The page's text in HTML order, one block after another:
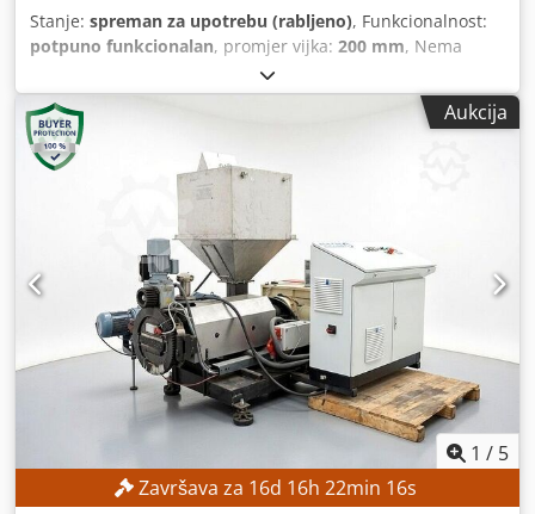
Stanje: spreman za upotrebu (rabljeno), Funkcionalnost:
potpuno funkcionalan, promjer vijka: 200 mm, Nema
minimalne cijene – zajamčena prodaja po najvišoj ponudi!
Granuliranje termički i mehanički osjetljivih plastičnih
materijala Prikladno za meki PVC Prikladno za tvrdi PVC
Prikladno za HFFR formulacije Prikladno za elastomerne
kompozite za niskonaponske, srednjonaponske i
visokonaponske kabele TEHNIČKE KARAKTERISTIKE Promjer
puža: 200 mm PODACI O STROJU Snaga pogona: 72,5 kW
OPREMA Ekscentrično granuliranje EGR Zona za
odzračivanje Dkedszr H Ebspfx Amgjr Može se koristiti kao
jednopužni ekstruder za različite svrhe obrade
Aukcija
1 / 5
Završava za 16d 16h 22min 14s